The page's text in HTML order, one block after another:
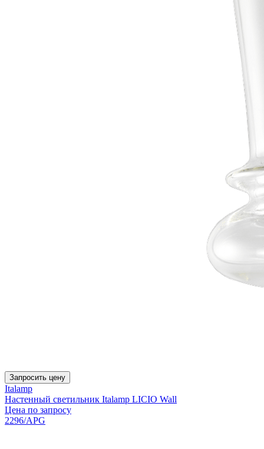
Запросить цену
Italamp
Настенный светильник Italamp LICIO Wall
Цена по запросу
2296/APG